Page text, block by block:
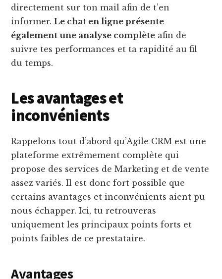
directement sur ton mail afin de t’en
informer.Le chat en ligne présente
également une analyse complète afin de
suivre tes performances et ta rapidité au fil
du temps.
Les avantages et
inconvénients
Rappelons tout d’abord qu’Agile CRM est une
plateforme extrêmement complète qui
propose des services de Marketing et de vente
assez variés. Il est donc fort possible que
certains avantages et inconvénients aient pu
nous échapper. Ici, tu retrouveras
uniquement les principaux points forts et
points faibles de ce prestataire.
Avantages